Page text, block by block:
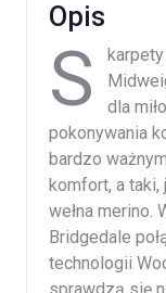
Opis
S
dla
pokonywania
bardzo
komfort, a taki,
wełna merino.
Bridgedale
technologii